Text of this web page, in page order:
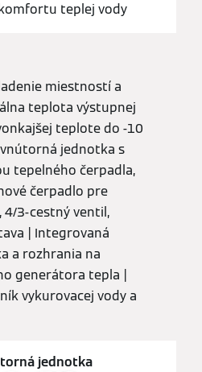
teplej vody
miestností a
teplota výstupnej
teplote do -10
jednotka s
tepelného čerpadla,
čerpadlo pre
3-cestný ventil,
| Integrovaná
a rozhrania na
generátora tepla |
vykurovacej vody a
jednotka